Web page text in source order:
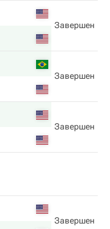
Завершен
Завершен
Завершен
Завершен